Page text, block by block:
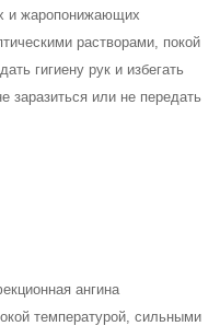
и жаропонижающих
растворами, покой
гигиену рук и избегать
заразиться или не передать
ангина
температурой, сильными